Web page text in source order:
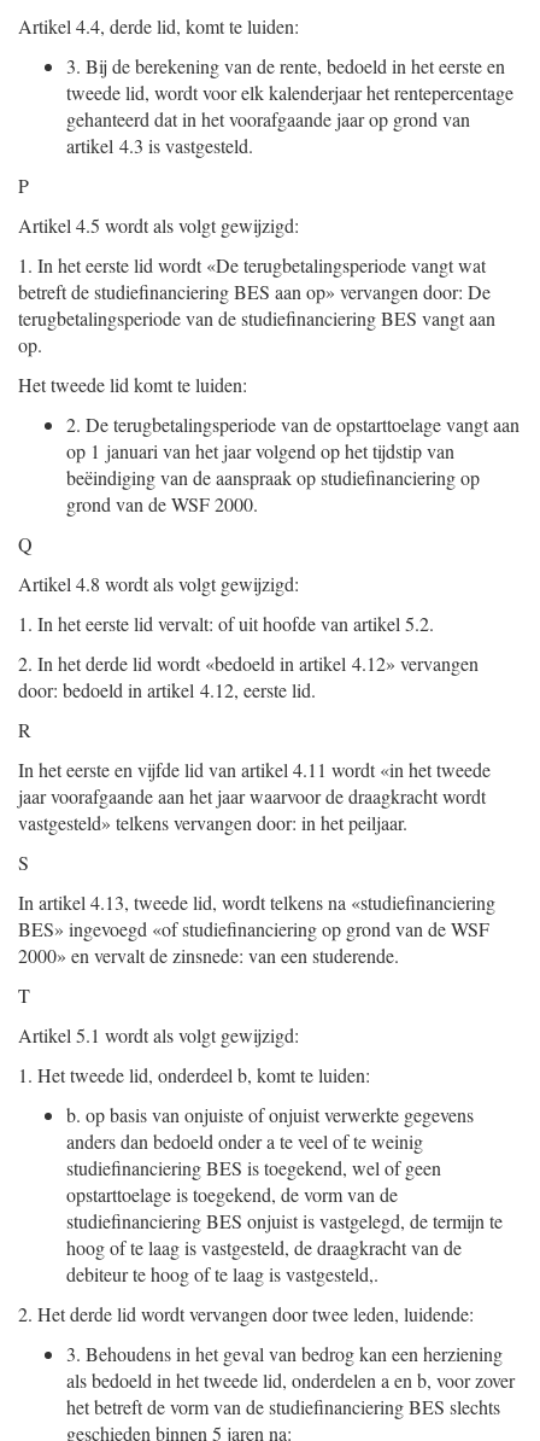
Artikel 4.4, derde lid, komt te luiden:
3. Bij de berekening van de rente, bedoeld in het eerste en
tweede lid, wordt voor elk kalenderjaar het rentepercentage
gehanteerd dat in het voorafgaande jaar op grond van
artikel 4.3 is vastgesteld.
P
Artikel 4.5 wordt als volgt gewijzigd:
1. In het eerste lid wordt «De terugbetalingsperiode vangt wat
betreft de studiefinanciering BES aan op» vervangen door: De
terugbetalingsperiode van de studiefinanciering BES vangt aan
op.
Het tweede lid komt te luiden:
2. De terugbetalingsperiode van de opstarttoelage vangt aan
op 1 januari van het jaar volgend op het tijdstip van
beëindiging van de aanspraak op studiefinanciering op
grond van de WSF 2000.
Q
Artikel 4.8 wordt als volgt gewijzigd:
1. In het eerste lid vervalt: of uit hoofde van artikel 5.2.
2. In het derde lid wordt «bedoeld in artikel 4.12» vervangen
door: bedoeld in artikel 4.12, eerste lid.
R
In het eerste en vijfde lid van artikel 4.11 wordt «in het tweede
jaar voorafgaande aan het jaar waarvoor de draagkracht wordt
vastgesteld» telkens vervangen door: in het peiljaar.
S
In artikel 4.13, tweede lid, wordt telkens na «studiefinanciering
BES» ingevoegd «of studiefinanciering op grond van de WSF
2000» en vervalt de zinsnede: van een studerende.
T
Artikel 5.1 wordt als volgt gewijzigd:
1. Het tweede lid, onderdeel b, komt te luiden:
b. op basis van onjuiste of onjuist verwerkte gegevens
anders dan bedoeld onder a te veel of te weinig
studiefinanciering BES is toegekend, wel of geen
opstarttoelage is toegekend, de vorm van de
studiefinanciering BES onjuist is vastgelegd, de termijn te
hoog of te laag is vastgesteld, de draagkracht van de
debiteur te hoog of te laag is vastgesteld,.
2. Het derde lid wordt vervangen door twee leden, luidende:
3. Behoudens in het geval van bedrog kan een herziening
als bedoeld in het tweede lid, onderdelen a en b, voor zover
het betreft de vorm van de studiefinanciering BES slechts
geschieden binnen 5 jaren na: